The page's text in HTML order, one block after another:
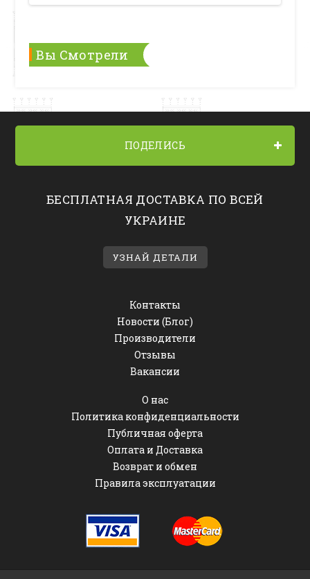
Вы Смотрели
ПОДЕЛИСЬ
БЕСПЛАТНАЯ ДОСТАВКА ПО ВСЕЙ
УКРАИНЕ
УЗНАЙ ДЕТАЛИ
Контакты
Новости (Блог)
Производители
Отзывы
Вакансии
О нас
Политика конфиденциальности
Публичная оферта
Оплата и Доставка
Возврат и обмен
Правила эксплуатации